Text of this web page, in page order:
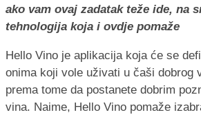
ako vam ovaj zadatak teže ide, na
tehnologija koja i ovdje pomaže
Hello Vino je aplikacija koja će se
onima koji vole uživati u čaši dobrog
prema tome da postanete dobrim
vina. Naime, Hello Vino pomaže